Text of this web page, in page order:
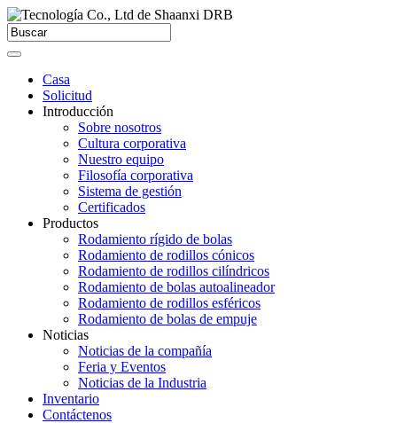
Casa
Solicitud
Introducción
Sobre nosotros
Cultura corporativa
Nuestro equipo
Filosofía corporativa
Sistema de gestión
Certificados
Productos
Rodamiento rígido de bolas
Rodamiento de rodillos cónicos
Rodamiento de rodillos cilíndricos
Rodamiento de bolas autoalineador
Rodamiento de rodillos esféricos
Rodamiento de bolas de empuje
Noticias
Noticias de la compañía
Feria y Eventos
Noticias de la Industria
Inventario
Contáctenos